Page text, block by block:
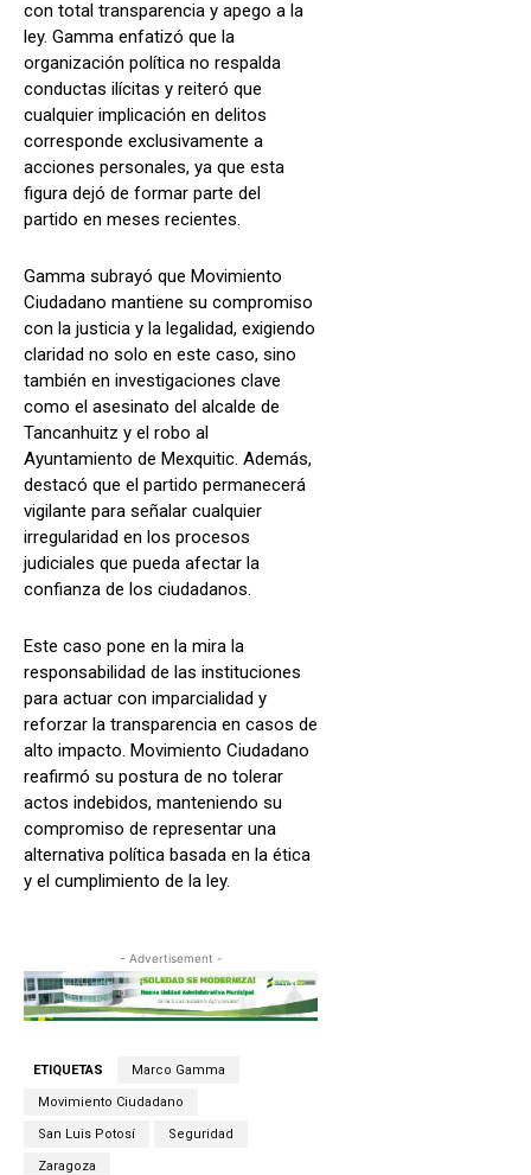
con total transparencia y apego a la
ley. Gamma enfatizó que la
organización política no respalda
conductas ilícitas y reiteró que
cualquier implicación en delitos
corresponde exclusivamente a
acciones personales, ya que esta
figura dejó de formar parte del
partido en meses recientes.
Gamma subrayó que Movimiento
Ciudadano mantiene su compromiso
con la justicia y la legalidad, exigiendo
claridad no solo en este caso, sino
también en investigaciones clave
como el asesinato del alcalde de
Tancanhuitz y el robo al
Ayuntamiento de Mexquitic. Además,
destacó que el partido permanecerá
vigilante para señalar cualquier
irregularidad en los procesos
judiciales que pueda afectar la
confianza de los ciudadanos.
Este caso pone en la mira la
responsabilidad de las instituciones
para actuar con imparcialidad y
reforzar la transparencia en casos de
alto impacto. Movimiento Ciudadano
reafirmó su postura de no tolerar
actos indebidos, manteniendo su
compromiso de representar una
alternativa política basada en la ética
y el cumplimiento de la ley.
- Advertisement -
ETIQUETAS Marco Gamma
Movimiento Ciudadano
San Luis Potosí Seguridad
Zaragoza